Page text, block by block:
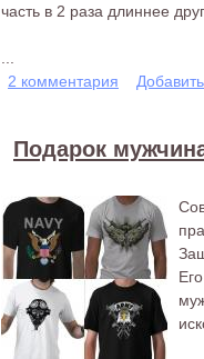
часть в 2 раза длиннее
2 комментария
Подарок